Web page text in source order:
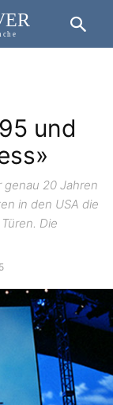
und
20 Jahren
in den USA die
Die